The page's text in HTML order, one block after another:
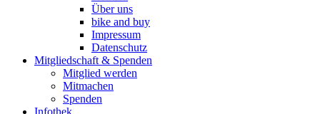
Über uns
bike and buy
Impressum
Datenschutz
Mitgliedschaft & Spenden
Mitglied werden
Mitmachen
Spenden
Infothek